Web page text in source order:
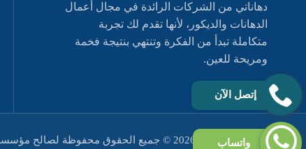
دهاناتي من الشركات الرائدة في مجال أعمال
الدهانات والديكور، لأنها تقدم لك تجربة
متكاملة تبدأ من الفكرة وتنتهي بنتيجة فخمة
ومريحة للعين.
مثل حقوق النشر 2026 © جميع الحقوق محفوظة لصالح مؤسسة دهاناتي
إتصل الآن
واتساب